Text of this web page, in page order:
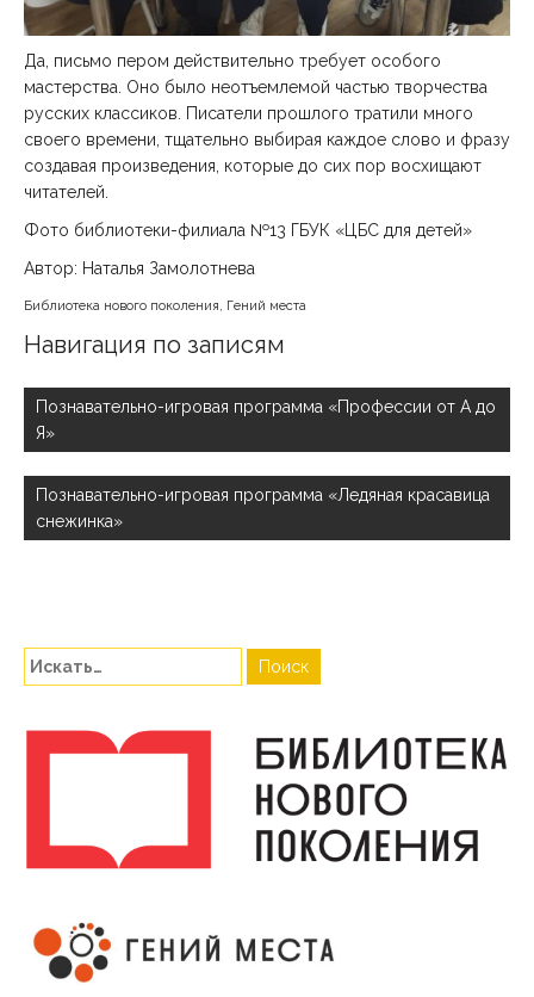
Да, письмо пером действительно требует особого
мастерства. Оно было неотъемлемой частью творчества
русских классиков. Писатели прошлого тратили много
своего времени, тщательно выбирая каждое слово и фразу
создавая произведения, которые до сих пор восхищают
читателей.
Фото библиотеки-филиала №13 ГБУК «ЦБС для детей»
Автор: Наталья Замолотнева
Библиотека нового поколения, Гений места
Навигация по записям
Познавательно-игровая программа «Профессии от А до
Я»
Познавательно-игровая программа «Ледяная красавица
снежинка»